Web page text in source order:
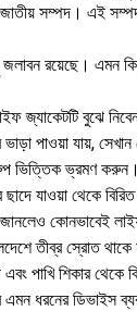
জাতীয় সম্পদ। এই
জলাবন রয়েছে। এমন
জ্যাকেটটি বুঝে
ভাড়া পাওয়া যায়,
ভিত্তিক ভ্রমণ করুন।
যাওয়া থেকে
জানলেও কোনভাবেই
তীব্র স্রোত থাকে
এবং পাখি শিকার থেকে
এমন ধরনের ডিভাইস